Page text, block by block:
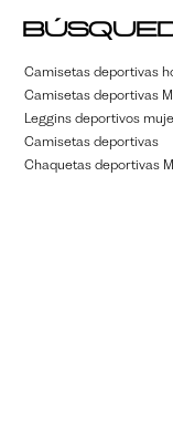
Camisetas deportivas
Camisetas deportivas
Leggins deportivos
Camisetas deportivas
Chaquetas deportivas